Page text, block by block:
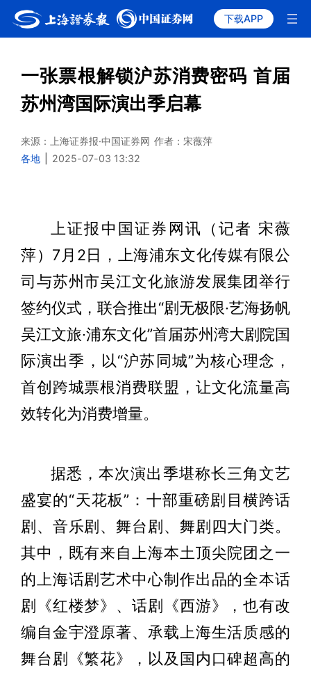
下载APP
一张票根解锁沪苏消费密码 首届
苏州湾国际演出季启幕
来源：上海证券报·中国证券网 作者：宋薇萍
各地
2025-07-03 13:32
上证报中国证券网讯（记者 宋薇
萍）7月2日，上海浦东文化传媒有限公
司与苏州市吴江文化旅游发展集团举行
签约仪式，联合推出“剧无极限·艺海扬帆
吴江文旅·浦东文化”首届苏州湾大剧院国
际演出季，以“沪苏同城”为核心理念，
首创跨城票根消费联盟，让文化流量高
效转化为消费增量。
据悉，本次演出季堪称长三角文艺
盛宴的“天花板”：十部重磅剧目横跨话
剧、音乐剧、舞台剧、舞剧四大门类。
其中，既有来自上海本土顶尖院团之一
的上海话剧艺术中心制作出品的全本话
剧《红楼梦》、话剧《西游》，也有改
编自金宇澄原著、承载上海生活质感的
舞台剧《繁花》，以及国内口碑超高的